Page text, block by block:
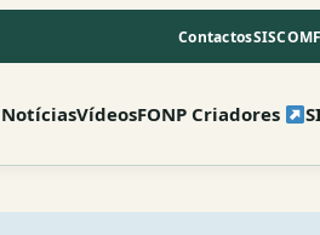
ContactosSISCOM
NotíciasVídeosFONP Criadores